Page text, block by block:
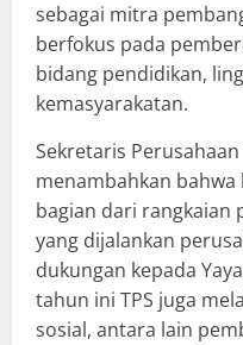
sebagai mitra
berfokus pada
bidang pendidikan,
kemasyarakatan.
Sekretaris Perusahaan
menambahkan
bagian dari rangkaian
yang dijalankan
dukungan kepada
tahun ini TPS juga
sosial, antara lain